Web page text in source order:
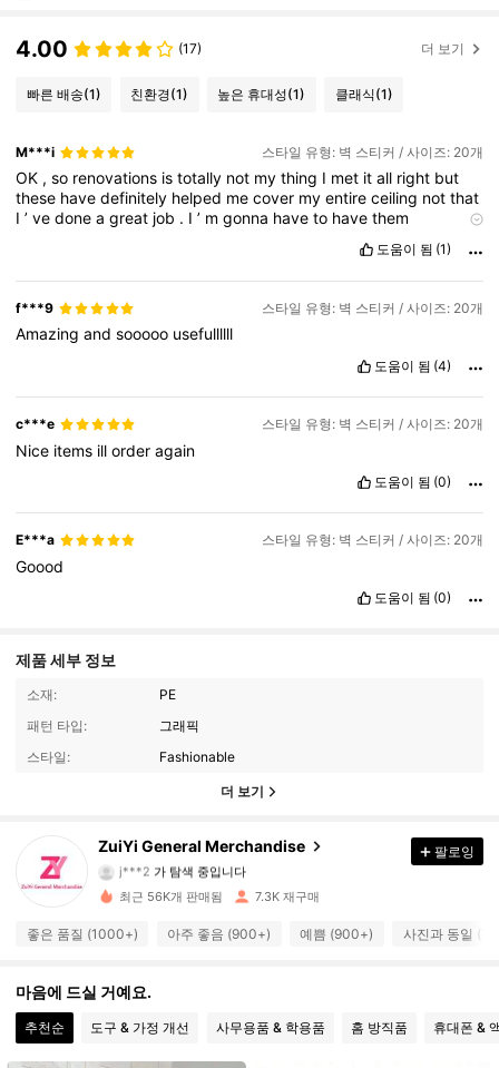
4.00 (17) 더 보기
빠른 배송(1) 친환경(1) 높은 휴대성(1) 클래식(1)
M***i 스타일 유형: 벽 스티커 / 사이즈: 20개
OK ,so renovations istotally not mything I met itall right but
these havedefinitely helped mecover myentireceiling notthat
I’vedoneagreat job . I’ mgonna haveto havethem
becausethey
relikekindoflikethatpuffyfabric.Itmakesitreallyeasyto
put
them on .
도움이 됨 (1)
f***9 스타일 유형: 벽 스티커 / 사이즈: 20개
Amazingandsooooo usefullllll
도움이 됨 (4)
c***e 스타일 유형: 벽 스티커 / 사이즈: 20개
Nice items illorderagain
도움이 됨 (0)
E***a 스타일 유형: 벽 스티커 / 사이즈: 20개
Goood
도움이 됨 (0)
제품 세부 정보
소재:
PE
패턴 타입:
그래픽
스타일:
Fashionable
더 보기
ZuiYi General Merchandise
4.88
j***2 가 탐색 중입니다
4.88
4.88 2.2K 팔로워
4.88
팔로잉
최근 56K개 판매됨 7.3K 재구매
좋은 품질 (1000+) 아주 좋음 (900+) 예쁨 (900+) 사진과 동일
마음에 드실 거예요.
추천순 도구 & 가정 개선 사무용품 & 학용품 홈 방직품 휴대폰 &